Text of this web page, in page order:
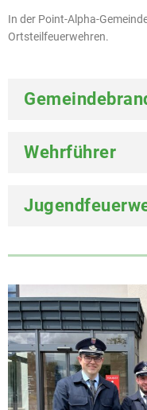
In der Point-Alpha-
Ortsteilfeuerwehren.
Wehrführer